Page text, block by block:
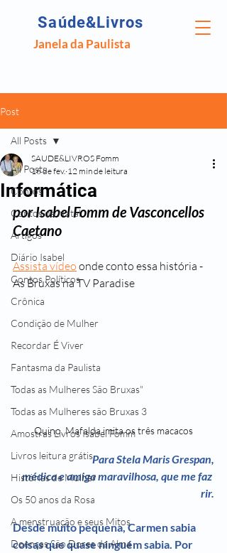
Saúde&Livros
Janela da Paulista
Post
All Posts
Contos
Contos de Natal
Artigos
Diário Isabel
Contos Políticos
Crônica
Condição de Mulher
Recordar É Viver
Fantasma da Paulista
Todas as Mulheres São Bruxas"
Todas as Mulheres são Bruxas 3
Amostras Livros Isabel Fomm
Livros leitura grátis
Histórias de Mulher
Os 50 anos da Rosa
A menstruação e seus Mitos
Doenças São Dores da Alma
All Posts
Informática
SAUDE&LIVROS Fomm
16 de fev. 12 min de leitura
por Isabel Fomm de Vasconcellos
Caetano
Assista vídeo onde conto essa história -
As Bruxas na TV Paradise
Quino, Mafalda imita os três macacos
Para Stela Maris Grespan,
médica e amiga maravilhosa, que me faz
rir.
Desde muito pequena, Carmen sabia
coisas que quase ninguém sabia. Por